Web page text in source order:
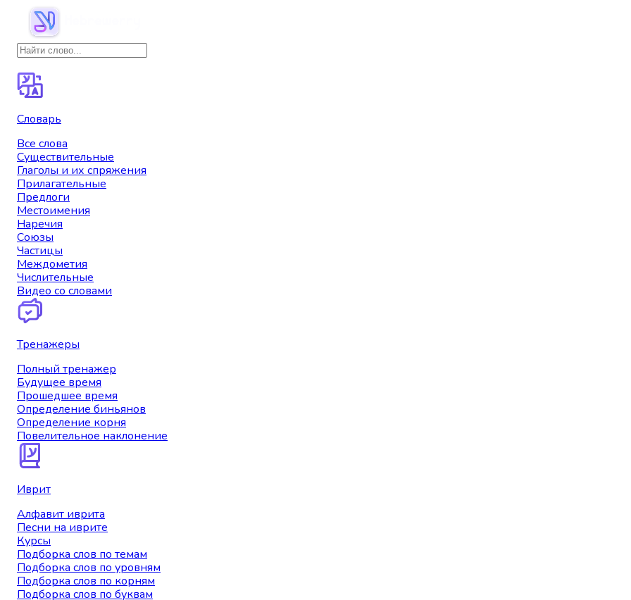
Словарь
Все слова
Существительные
Глаголы и их спряжения
Прилагательные
Предлоги
Местоимения
Наречия
Союзы
Частицы
Междометия
Числительные
Видео со словами
Тренажеры
Полный тренажер
Будущее время
Прошедшее время
Определение биньянов
Определение корня
Повелительное наклонение
Иврит
Алфавит иврита
Песни на иврите
Курсы
Подборка слов по темам
Подборка слов по уровням
Подборка слов по корням
Подборка слов по буквам